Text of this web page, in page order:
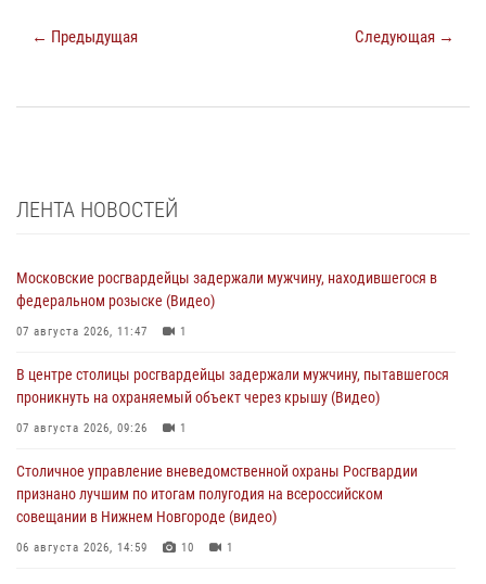
← Предыдущая Следующая →
ЛЕНТА НОВОСТЕЙ
Московские росгвардейцы задержали мужчину, находившегося в
федеральном розыске (Видео)
07 августа 2026, 11:47 1
В центре столицы росгвардейцы задержали мужчину, пытавшегося
проникнуть на охраняемый объект через крышу (Видео)
07 августа 2026, 09:26 1
Столичное управление вневедомственной охраны Росгвардии
признано лучшим по итогам полугодия на всероссийском
совещании в Нижнем Новгороде (видео)
06 августа 2026, 14:59 10 1